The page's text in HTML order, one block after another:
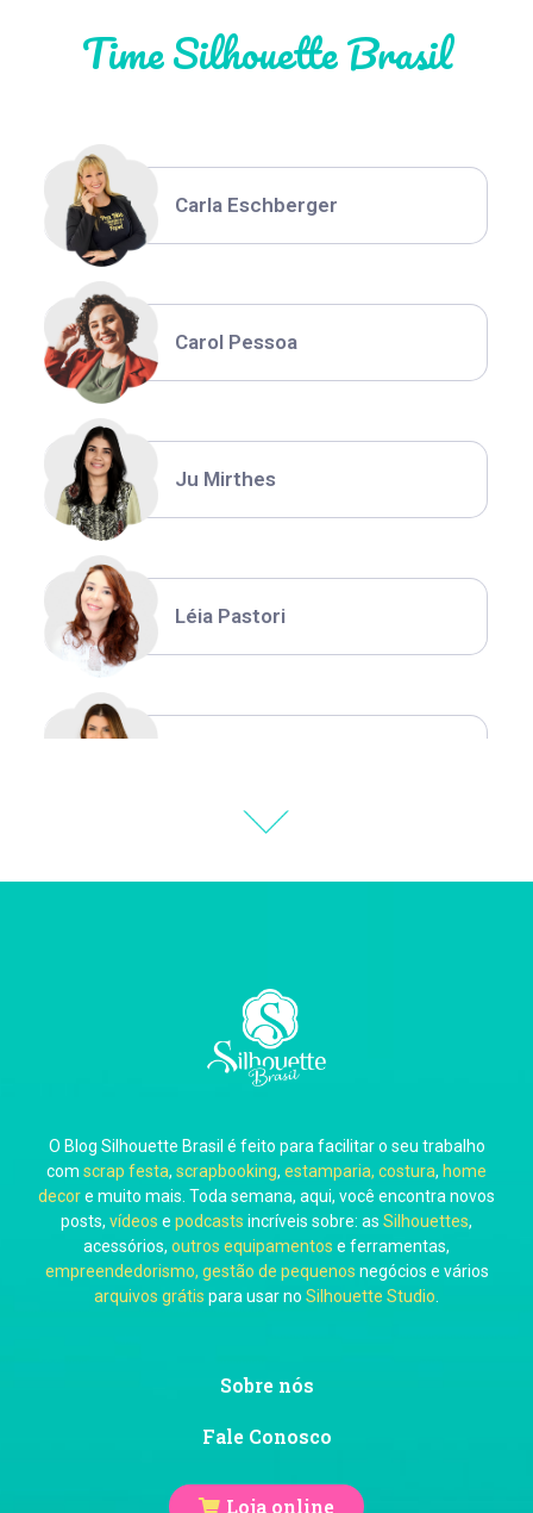
Time Silhouette Brasil
Thiara Ney
Carla Eschberger
Carol Pessoa
Ju Mirthes
Léia Pastori
Carla Eschberger
Carol Pessoa
Ju Mirthes
O Blog Silhouette Brasil é feito para facilitar o seu trabalho
com scrap festa, scrapbooking, estamparia, costura, home
decore muito mais. Toda semana, aqui, você encontra novos
posts, vídeos e podcasts incríveis sobre: as Silhouettes,
acessórios, outros equipamentos e ferramentas,
empreendedorismo, gestão de pequenos negócios e vários
arquivos grátis para usar no Silhouette Studio
Sobre nós
Fale Conosco
Loja online